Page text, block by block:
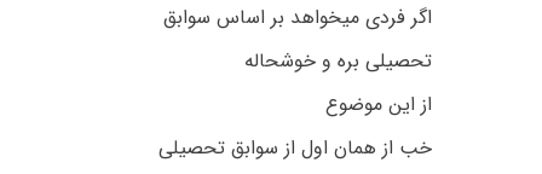
اگر فردی میخواهد بر اساس سوابق
تحصیلی بره و خوشحاله
از این موضوع
خب از همان اول از سوابق تحصیلی